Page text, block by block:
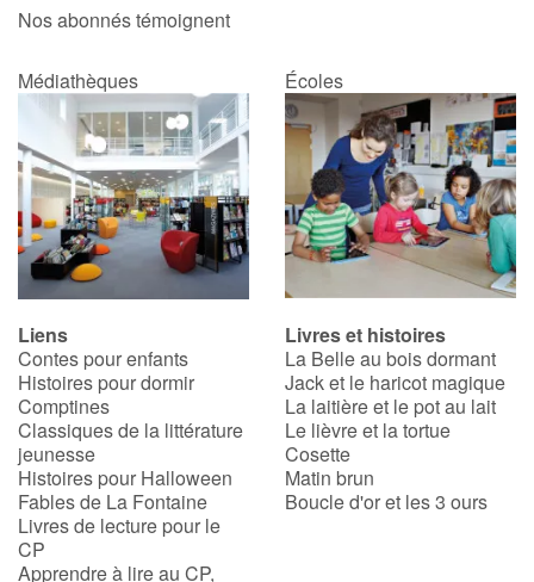
Nos abonnés témoignent
Médiathèques Écoles
Liens
Contes pour enfants
Histoires pour dormir
Comptines
Classiques de la littérature
jeunesse
Histoires pour Halloween
Fables de La Fontaine
Livres de lecture pour le
CP
Apprendre à lire au CP,
Livres et histoires
La Belle au bois dormant
Jack et le haricot magique
La laitière et le pot au lait
Le lièvre et la tortue
Cosette
Matin brun
Boucle d'or et les 3 ours